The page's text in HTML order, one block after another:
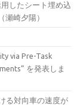
したシート埋め込
瀬崎夕陽）
via Pre-Task
を発表しま
る対向車の速度が